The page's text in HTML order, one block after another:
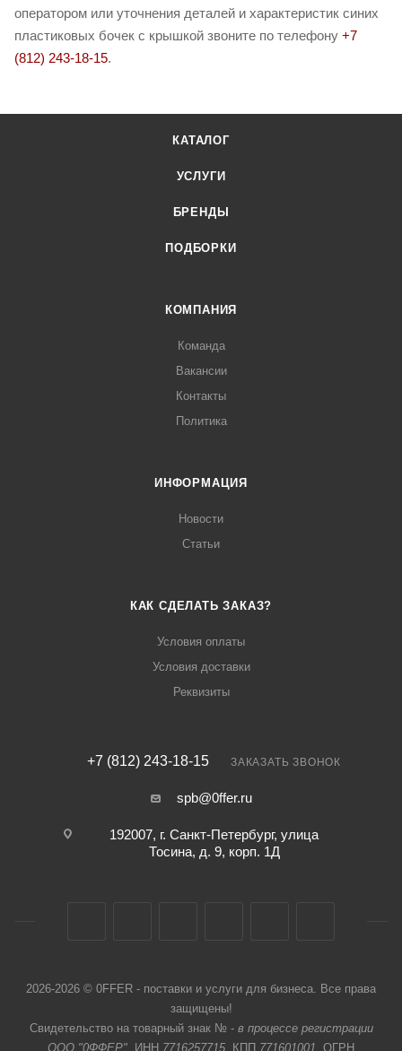
оператором или уточнения деталей и характеристик синих
пластиковых бочек с крышкой звоните по телефону +7
(812) 243-18-15.
КАТАЛОГ
УСЛУГИ
БРЕНДЫ
ПОДБОРКИ
КОМПАНИЯ
Команда
Вакансии
Контакты
Политика
ИНФОРМАЦИЯ
Новости
Статьи
КАК СДЕЛАТЬ ЗАКАЗ?
Условия оплаты
Условия доставки
Реквизиты
+7 (812) 243-18-15 ЗАКАЗАТЬ ЗВОНОК
spb@0ffer.ru
192007, г. Санкт-Петербург, улица
Тосина, д. 9, корп. 1Д
2026-2026 © 0FFER - поставки и услуги для бизнеса. Все права
защищены!
Свидетельство на товарный знак № - в процессе регистрации
ООО "0ФФЕР" , ИНН 7716257715 , КПП 771601001 , ОГРН